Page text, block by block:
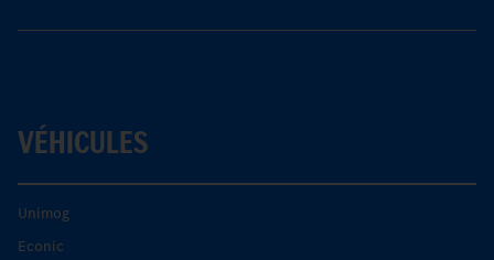
VÉHICULES
Unimog
Econic